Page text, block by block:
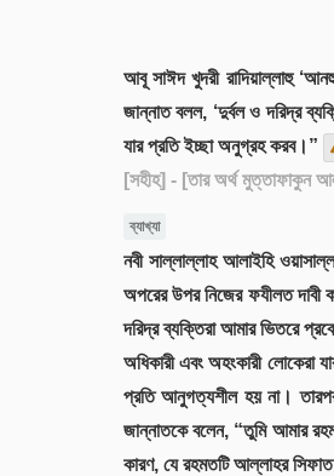
আবূ সাঈদ খুদরী রাদিয়াল্লাহু
জান্নাত বলল, ‘দুর্বল ও দরিদ্র
যার প্রতি ইচ্ছা অনুগ্রহ করব।”
[সহীহ] - [তার অর্থ মুত্তাফাকুন
ব্যাখ্যা
নবী সাল্লাল্লাহ আলাইহি
অপরের উপর নিজের ফযীলত দাবী
দরিদ্র ব্যক্তিরা আমার ভিতরে
অধিকারী এবং অহংকারী লোকেরা
প্রতি আনুগত্যশীল হয় না। তারপর
জান্নাতকে বলেন, “তুমি আমার
কারণ, যে রহমতটি আল্লাহর